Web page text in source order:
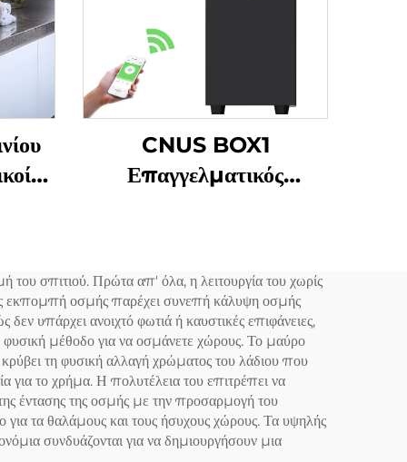
CNUS BOX1
Επαγγελματικός
σπιτιού. Πρώτα απ' όλα, η λειτουργία του χωρίς
εκπομπή οσμής παρέχει συνεπή κάλυψη οσμής
υπάρχει ανοιχτό φωτιά ή καυστικές επιφάνειες,
φυσική μέθοδο για να οσμάνετε χώρους. Το μαύρο
κρύβει τη φυσική αλλαγή χρώματος του λάδιου που
το χρήμα. Η πολυτέλεια του επιτρέπει να
έντασης της οσμής με την προσαρμογή του
τα θαλάμους και τους ήσυχους χώρους. Τα υψηλής
συνδυάζονται για να δημιουργήσουν μια